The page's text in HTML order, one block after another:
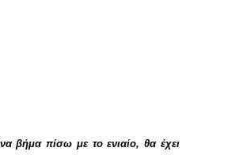
βήμα πίσω με το ενιαίο, θα έχει